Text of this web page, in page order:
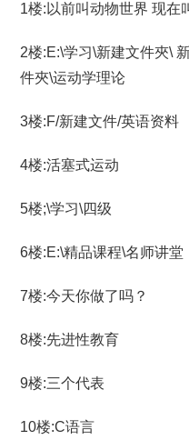
1楼:以前叫动物世界 现在
2楼:E:\学习\新建文件夾\
件夾\运动学理论
3楼:F/新建文件/英语资料
4楼:活塞式运动
5楼;\学习\四级
6楼:E:\精品课程\名师讲堂
7楼:今天你做了吗？
8楼:先进性教育
9楼:三个代表
10楼:C语言